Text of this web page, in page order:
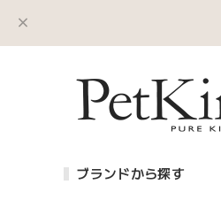
ブランドから探す